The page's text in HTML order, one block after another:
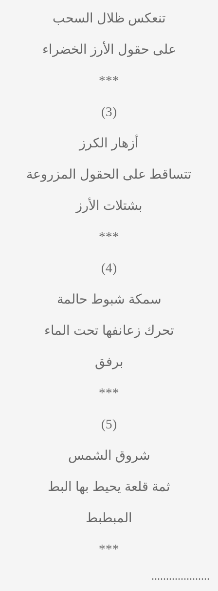
تنعكس ظلال السحب
على حقول الأرز الخضراء
***
(3)
أزهار الكرز
تتساقط على الحقول المزروعة
بشتلات الأرز
***
(4)
سمكة شبوط حالمة
تحرك زعانفها تحت الماء
برفق
***
(5)
شروق الشمس
ثمة قلعة يحيط بها البط
المبطبط
***
....................